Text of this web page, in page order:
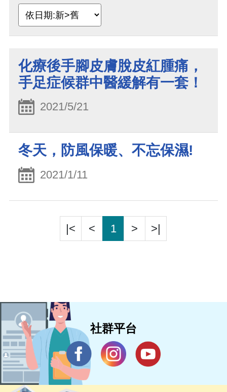
化療後手腳皮膚脫皮紅腫痛，
手足症候群中醫緩解有一套！
2021/5/21
冬天，防風保暖、不忘保濕!
2021/1/11
|< < 1 > >|
社群平台